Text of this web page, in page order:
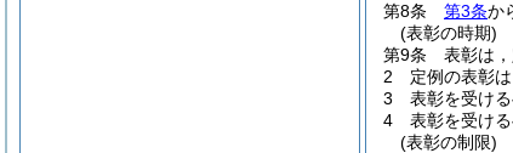
第8条
第3条か
(表彰の時期)
第9条
表彰は
2
定例の表彰
3
表彰を受け
4
表彰を受け
(表彰の制限)